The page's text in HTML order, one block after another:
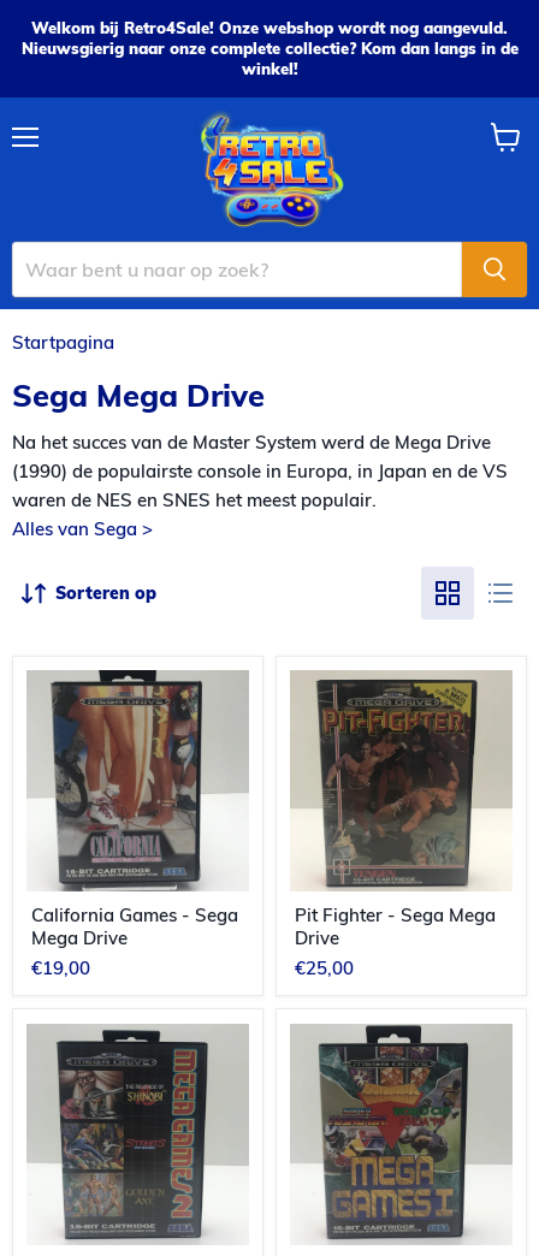
Welkom bij Retro4Sale! Onze webshop wordt nog aangevuld.
Nieuwsgierig naar onze complete collectie? Kom dan langs in de
winkel!
Startpagina
Sega Mega Drive
Na het succes van de Master System werd de Mega Drive
(1990) de populairste console in Europa, in Japan en de VS
waren de NES en SNES het meest populair.
Alles van Sega >
Sorteren op
California
Games
Sega
Mega
Drive
California Games - Sega
Mega Drive
€19,00
Fighter
Sega
Mega
Drive
Pit Fighter - Sega Mega
Drive
€25,00
Games
Sega
Mega
Drive
Games
Sega
Mega
Drive